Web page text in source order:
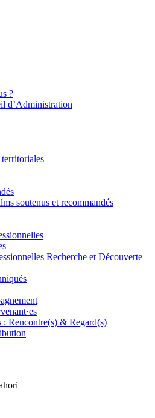
?
d’Administration
soutenus et recommandés
Recherche et Découverte
: Rencontre(s) & Regard(s)